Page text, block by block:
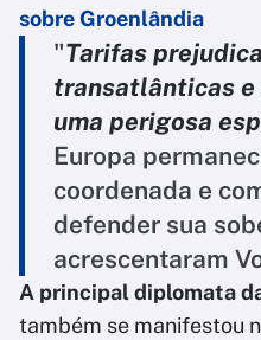
sobre Groenlândia
"Tarifas
transatlânticas e
uma perigosa
Europa
coordenada e
defender sua
acrescentaram
A principal diplomata
também se manifestou